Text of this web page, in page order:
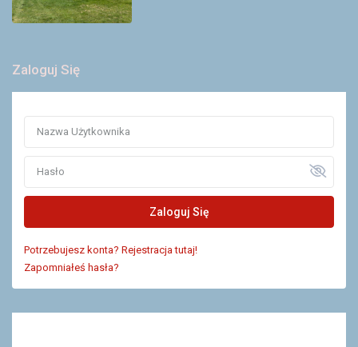
Zaloguj Się
Zaloguj Się
Potrzebujesz konta? Rejestracja tutaj!
Zapomniałeś hasła?